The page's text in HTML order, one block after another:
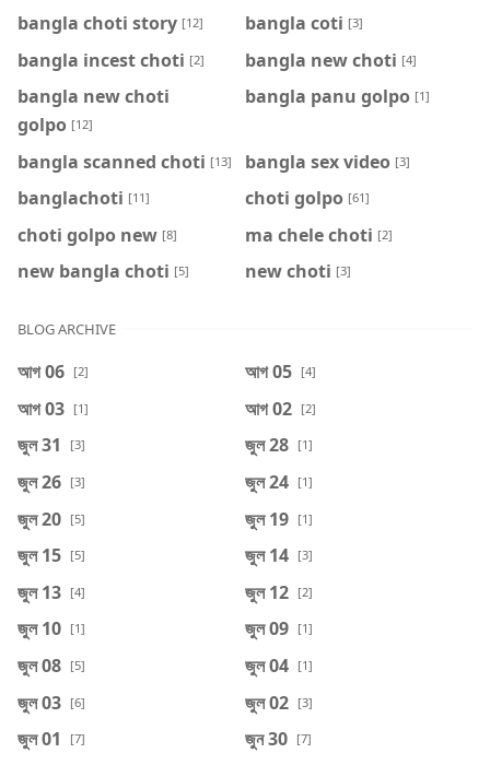
bangla choti story [12] bangla coti [3]
bangla incest choti [2] bangla new choti [4]
bangla new choti
golpo [12]
bangla panu golpo [1]
bangla scanned choti [13] bangla sex video [3]
banglachoti [11] choti golpo [61]
choti golpo new [8] ma chele choti [2]
new bangla choti [5] new choti [3]
BLOG ARCHIVE
আগ 06 [2] আগ 05 [4]
আগ 03 [1] আগ 02 [2]
জুল 31 [3] জুল 28 [1]
জুল 26 [3] জুল 24 [1]
জুল 20 [5] জুল 19 [1]
জুল 15 [5] জুল 14 [3]
জুল 13 [4] জুল 12 [2]
জুল 10 [1] জুল 09 [1]
জুল 08 [5] জুল 04 [1]
জুল 03 [6] জুল 02 [3]
জুল 01 [7] জুন 30 [7]